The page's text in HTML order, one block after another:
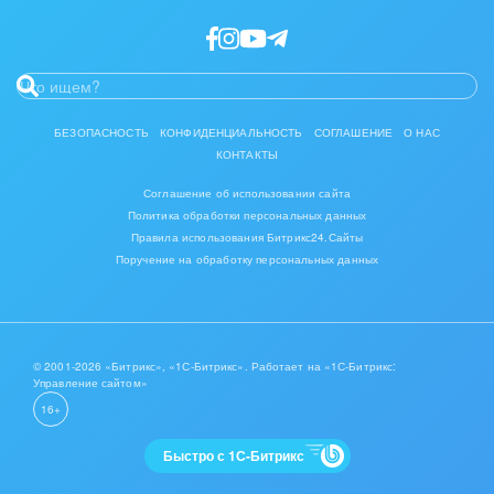
IT, Интернет
Культурные события, спорт, шоу-бизнес
Мебель, лес, деревообработка
Металлургия
Мода, одежда, аксессуары, стиль
БЕЗОПАСНОСТЬ КОНФИДЕНЦИАЛЬНОСТЬ СОГЛАШЕНИЕ
О НАС
КОНТАКТЫ
Соглашение об использовании сайта
Политика обработки персональных данных
Правила использования Битрикс24.Сайты
Поручение на обработку персональных данных
© 2001-2026 «Битрикс», «1С-Битрикс». Работает на «1С-Битрикс:
Управление сайтом»
16+
Быстро с 1С-Битрикс